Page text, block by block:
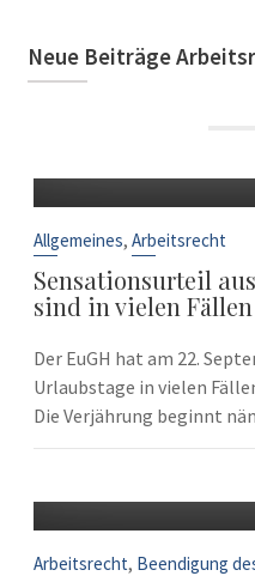
Neue Beiträge
Allgemeines, Arbeitsrecht
Sensationsurteil
sind in vielen
Der EuGH hat am 22.
Urlaubstage in vielen
Die Verjährung beginnt
Arbeitsrecht, Beendigung